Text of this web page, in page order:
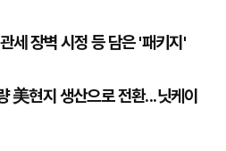
세 장벽 시정 등 담은 '패키지'
美현지 생산으로 전환...닛케이